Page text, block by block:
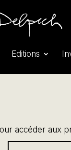
Editions
accéder aux